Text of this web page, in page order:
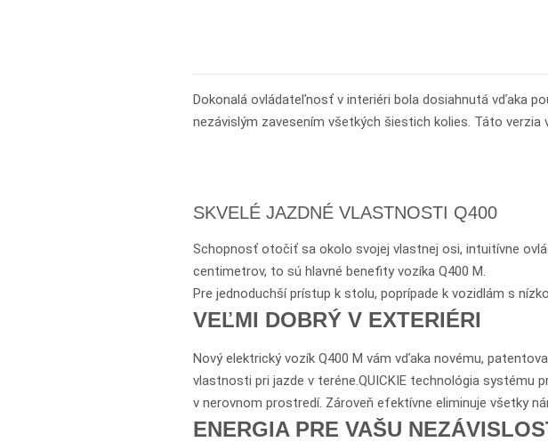
Dokonalá ovládateľnosť v interiéri bola dosiahnutá vďaka
nezávislým zavesením všetkých šiestich kolies. Táto verzia
SKVELÉ JAZDNÉ VLASTNOSTI Q400
Schopnosť otočiť sa okolo svojej vlastnej osi, intuitívne
centimetrov, to sú hlavné benefity vozíka Q400 M.
Pre jednoduchší prístup k stolu, poprípade k vozidlám s
VEĽMI DOBRÝ V EXTERIÉRI
Nový elektrický vozík Q400 M vám vďaka novému,
vlastnosti pri jazde v teréne.QUICKIE technológia systému
v nerovnom prostredí. Zároveň efektívne eliminuje všetky
ENERGIA PRE VAŠU